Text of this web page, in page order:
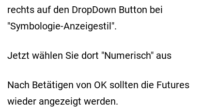
rechts auf den DropDown Button bei
"Symbologie-Anzeigestil".
Jetzt wählen Sie dort "Numerisch" aus
Nach Betätigen von OK sollten die Futures
wieder angezeigt werden.